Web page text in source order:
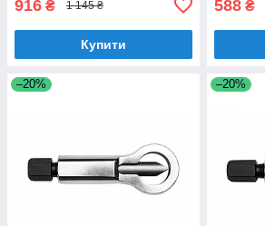
916 ₴ 1 145 ₴
Купити
588 ₴
–20% –20%